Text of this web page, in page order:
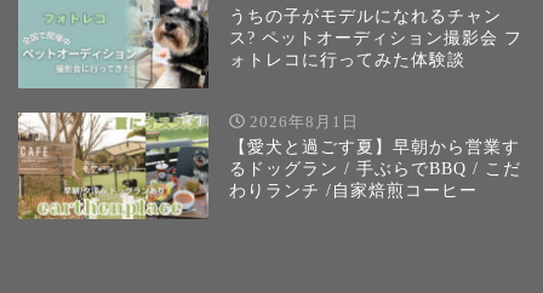
うちの子がモデルになれるチャン
ス? ペットオーディション撮影会 フ
ォトレコに行ってみた体験談
2026年8月1日
【愛犬と過ごす夏】早朝から営業す
るドッグラン / 手ぶらでBBQ / こだ
わりランチ /自家焙煎コーヒー